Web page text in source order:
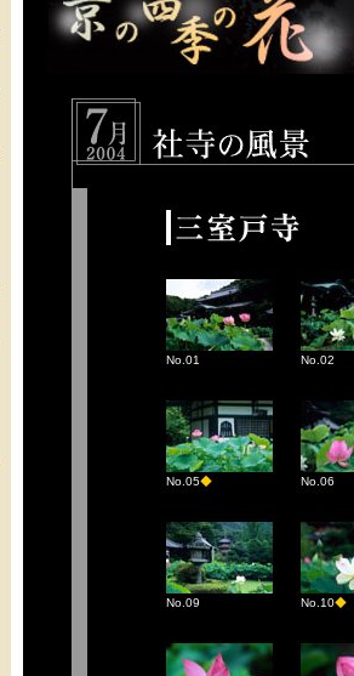
No.01 No.02
No.05◆ No.06
No.09 No.10◆